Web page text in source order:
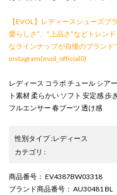
【EVOL】レディースシューズブ
愛らしさ”、“上品さ”などトレン
なラインナップが自慢のブランド
instagram(evol_official0)
レディース コラボ チュール シア
ト素材 柔らかい ソフト 安定感 歩
フルエンサー 春ブーツ 透け感
性別タイプ:レディース
カテゴリ :
商品番号 ： EV4387BW03318
ブランド商品番号 ： AU30481 BL